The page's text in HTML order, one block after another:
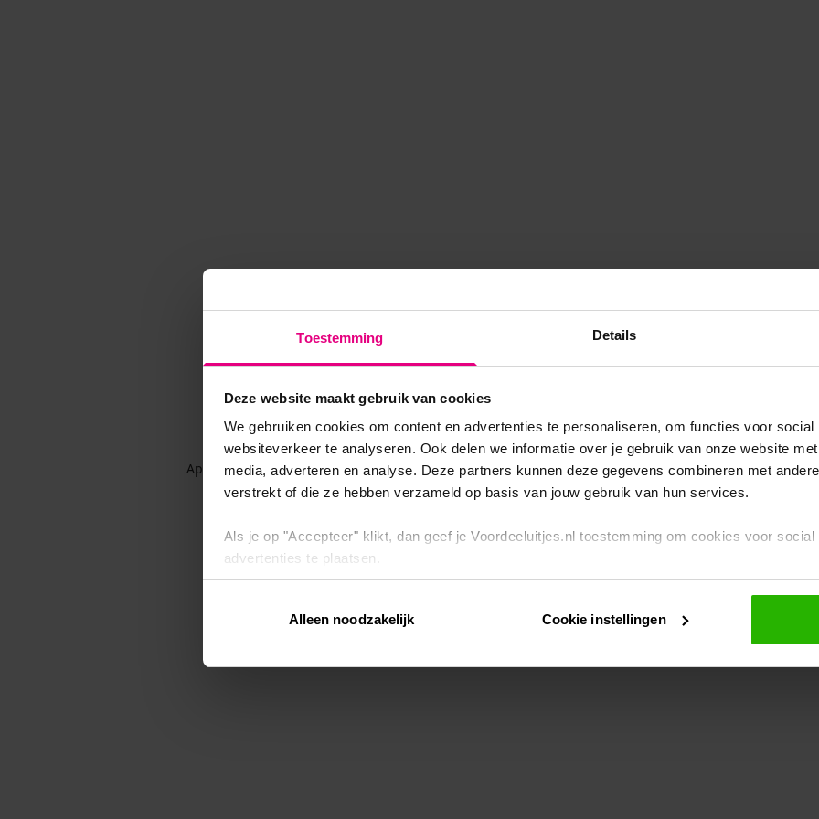
Toestemming Details
Deze website maakt gebruik van cookies
We gebruiken cookies om content en advertenties te personaliseren, om functies voor
websiteverkeer te analyseren. Ook delen we informatie over je gebruik van onze website
media, adverteren en analyse. Deze partners kunnen deze gegevens combineren met
verstrekt of die ze hebben verzameld op basis van jouw gebruik van hun services.
Als je op "Accepteer" klikt, dan geef je Voordeeluitjes.nl toestemming om cookies voor
advertenties te plaatsen.
Via "Cookie instellingen" kun je ook zelf instellen welke cookies worden geplaatst. Je kunt je
intrekken op onscookiebeleid.
Alleen noodzakelijk Cookie instellingen
Application error: a client-side exception has occurred while loadingwww.voordeeluitjes.nl (see the